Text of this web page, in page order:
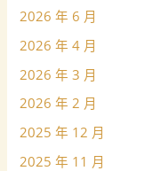
2026 年 6 月
2026 年 4 月
2026 年 3 月
2026 年 2 月
2025 年 12 月
2025 年 11 月